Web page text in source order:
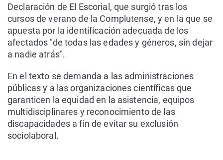
Declaración de El Escorial, que surgió tras los
cursos de verano de la Complutense, y en la que se
apuesta por la identificación adecuada de los
afectados "de todas las edades y géneros, sin dejar
a nadie atrás".
En el texto se demanda a las administraciones
públicas y a las organizaciones científicas que
garanticen la equidad en la asistencia, equipos
multidisciplinares y reconocimiento de las
discapacidades a fin de evitar su exclusión
sociolaboral.